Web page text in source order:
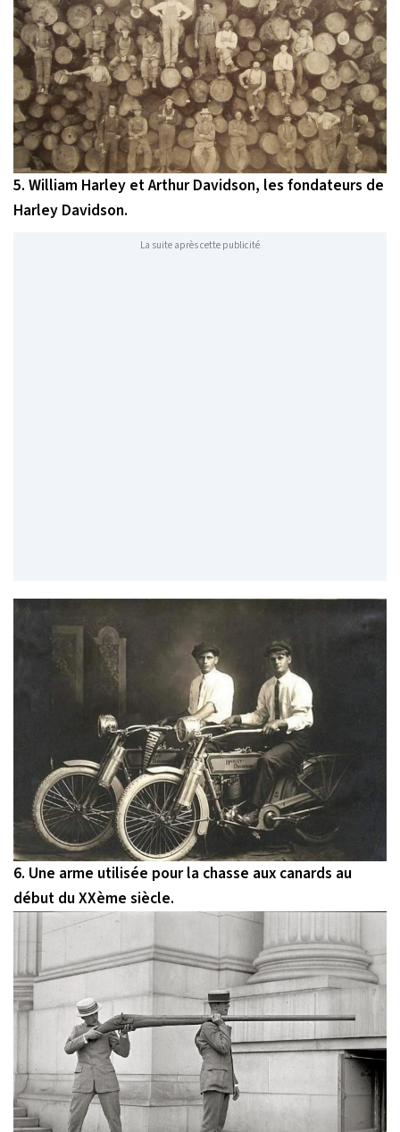
5. William Harley et Arthur Davidson, les fondateurs de
Harley Davidson.
La suite après cette publicité
6. Une arme utilisée pour la chasse aux canards au
début du XXème siècle.